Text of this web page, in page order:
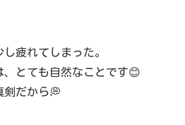
疲れてしまった。
とても自然なことです😊
剣だから💭